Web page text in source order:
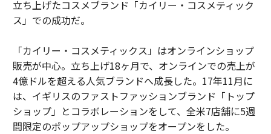
立ち上げたコスメブランド「カイリー・コスメティック
ス」での成功だ。
「カイリー・コスメティックス」はオンラインショップ
販売が中心。立ち上げ18ヶ月で、オンラインでの売上が
4億ドルを超える人気ブランドへ成長した。17年11月に
は、イギリスのファストファッションブランド「トップ
ショップ」とコラボレーションをして、全米7店舗に5週
間限定のポップアップショップをオープンをした。